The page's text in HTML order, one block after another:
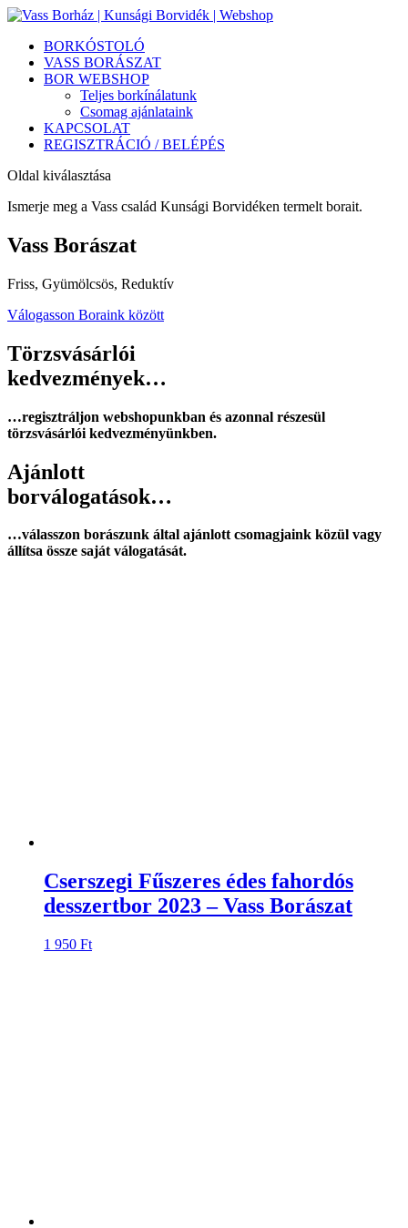
BORKÓSTOLÓ
VASS BORÁSZAT
BOR WEBSHOP
Teljes borkínálatunk
Csomag ajánlataink
KAPCSOLAT
REGISZTRÁCIÓ / BELÉPÉS
Oldal kiválasztása
Ismerje meg a Vass család Kunsági Borvidéken termelt borait.
Vass Borászat
Friss, Gyümölcsös, Reduktív
Válogasson Boraink között
Törzsvásárlói
kedvezmények…
…regisztráljon webshopunkban és azonnal részesül
törzsvásárlói kedvezményünkben.
Ajánlott
borválogatások…
…válasszon borászunk által ajánlott csomagjaink közül vagy
állítsa össze saját válogatását.
Cserszegi Fűszeres édes fahordós
desszertbor 2023 – Vass Borászat
1 950 Ft